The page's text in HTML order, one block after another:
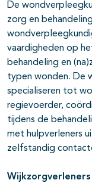
De
zorg en
vaardigheden op
behandeling en
typen wonden. De
specialiseren tot
regievoerder,
tijdens de
met hulpverleners
zelfstandig